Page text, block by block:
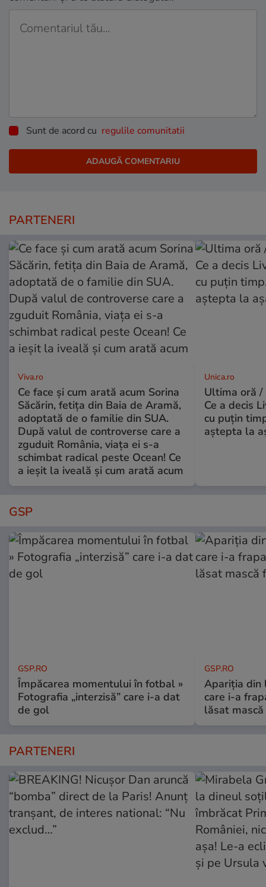
Sunt de acord cu regulile comunitatii
PARTENERI
Viva.ro
Ce face și cum arată acum Sorina
Săcărin, fetița din Baia de Aramă,
adoptată de o familie din SUA.
După valul de controverse care a
zguduit România, viața ei s-a
schimbat radical peste Ocean! Ce
a ieșit la iveală și cum arată acum
Unica.ro
Ultima oră /
Ce a decis
cu puțin
aștepta la
GSP
GSP.RO
Împăcarea momentului în fotbal »
Fotografia „interzisă” care i-a dat
de gol
GSP.RO
Apariția din
care i-a
lăsat mască
PARTENERI